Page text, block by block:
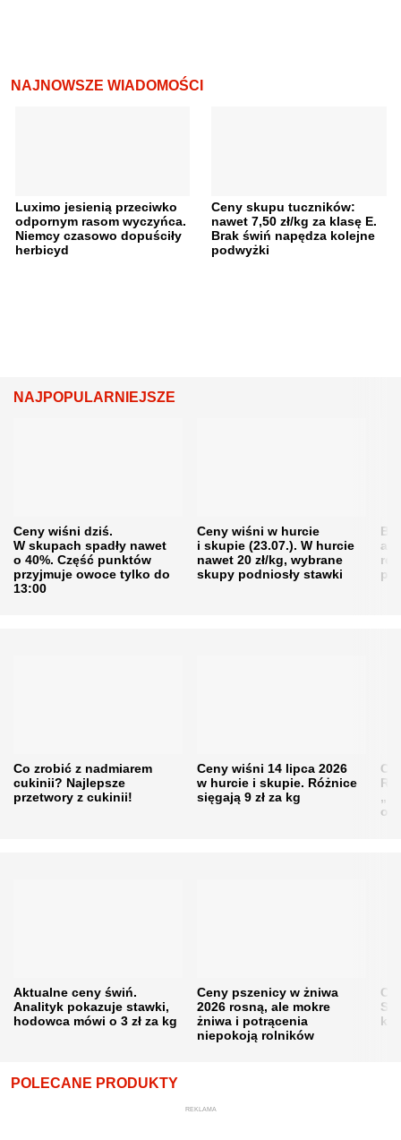
NAJNOWSZE WIADOMOŚCI
Luximo jesienią przeciwko
odpornym rasom wyczyńca.
Niemcy czasowo dopuściły
herbicyd
Ceny skupu tuczników:
nawet 7,50 zł/kg za klasę E.
Brak świń napędza kolejne
podwyżki
NAJPOPULARNIEJSZE
Ceny wiśni dziś.
W skupach spadły nawet
o 40%. Część punktów
przyjmuje owoce tylko do
13:00
Ceny wiśni w hurcie
i skupie (23.07.). W hurcie
nawet 20 zł/kg, wybrane
skupy podniosły stawki
Co zrobić z nadmiarem
cukinii? Najlepsze
przetwory z cukinii!
Ceny wiśni 14 lipca 2026
w hurcie i skupie. Różnice
sięgają 9 zł za kg
Aktualne ceny świń.
Analityk pokazuje stawki,
hodowca mówi o 3 zł za kg
Ceny pszenicy w żniwa
2026 rosną, ale mokre
żniwa i potrącenia
niepokoją rolników
POLECANE PRODUKTY
REKLAMA